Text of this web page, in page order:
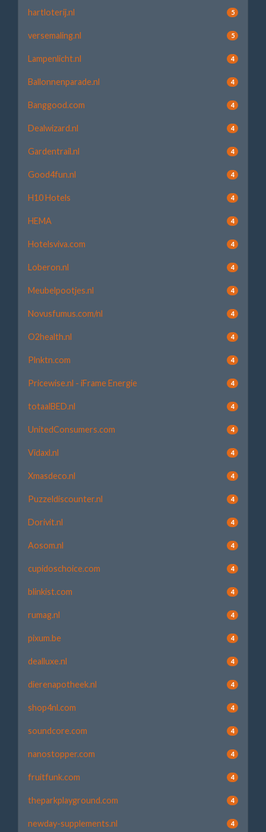
hartloterij.nl 5
versemaling.nl 5
Lampenlicht.nl 4
Ballonnenparade.nl 4
Banggood.com 4
Dealwizard.nl 4
Gardentrail.nl 4
Good4fun.nl 4
H10 Hotels 4
HEMA 4
Hotelsviva.com 4
Loberon.nl 4
Meubelpootjes.nl 4
Novusfumus.com/nl 4
O2health.nl 4
Plnktn.com 4
Pricewise.nl - iFrame Energie 4
totaalBED.nl 4
UnitedConsumers.com 4
Vidaxl.nl 4
Xmasdeco.nl 4
Puzzeldiscounter.nl 4
Dorivit.nl 4
Aosom.nl 4
cupidoschoice.com 4
blinkist.com 4
rumag.nl 4
pixum.be 4
dealluxe.nl 4
dierenapotheek.nl 4
shop4nl.com 4
soundcore.com 4
nanostopper.com 4
fruitfunk.com 4
theparkplayground.com 4
newday-supplements.nl 4